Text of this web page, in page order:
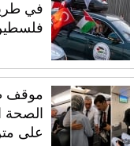
في
موقف
على